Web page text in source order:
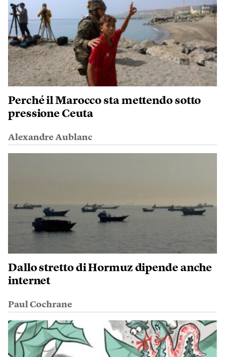
Perché il Marocco sta mettendo sotto
pressione Ceuta
Alexandre Aublanc
Dallo stretto di Hormuz dipende anche
internet
Paul Cochrane